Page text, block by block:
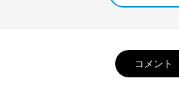
コメント